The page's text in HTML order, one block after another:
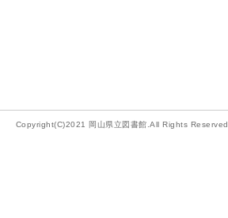
Copyright(C)2021 岡山県立図書館.All Rights Reserved